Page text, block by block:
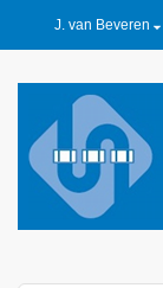
J. van Beveren